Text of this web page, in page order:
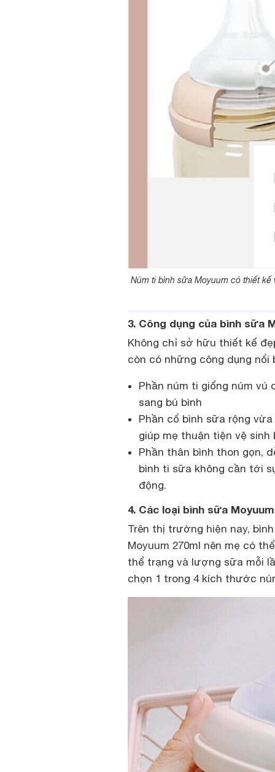
Núm ti bình sữa Moyuum có thiết
3. Công dụng của bình sữa
Không chỉ sở hữu thiết kế
còn có những công dụng nổi
Phần núm ti giống núm vú
sang bú bình
Phần cổ bình sữa rộng
giúp mẹ thuận tiện vệ
Phần thân bình thon gọn,
bình ti sữa không cần tới
động.
4. Các loại bình sữa
Trên thị trường hiện nay,
Moyuum 270ml nên mẹ có
thể trạng và lượng sữa mỗi
chọn 1 trong 4 kích thước